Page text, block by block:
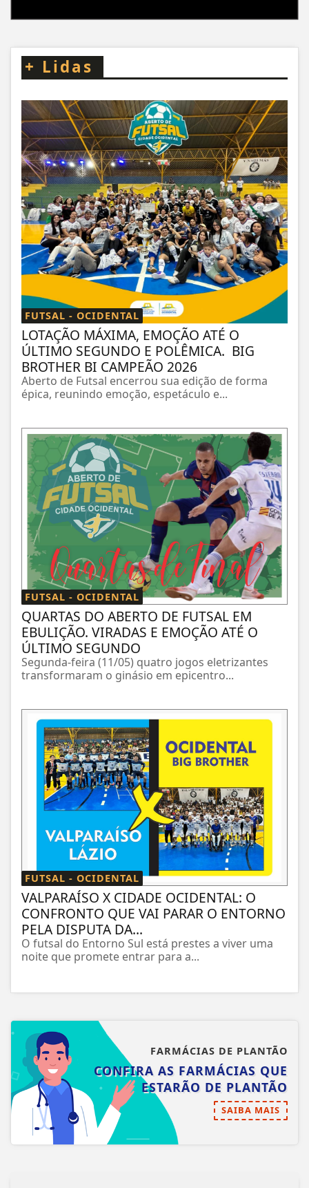
+ Lidas
FUTSAL - OCIDENTAL
LOTAÇÃO MÁXIMA, EMOÇÃO ATÉ O
ÚLTIMO SEGUNDO E POLÊMICA. BIG
BROTHER BI CAMPEÃO 2026
Aberto de Futsal encerrou sua edição de forma
épica, reunindo emoção, espetáculo e...
FUTSAL - OCIDENTAL
QUARTAS DO ABERTO DE FUTSAL EM
EBULIÇÃO. VIRADAS E EMOÇÃO ATÉ O
ÚLTIMO SEGUNDO
Segunda-feira (11/05) quatro jogos eletrizantes
transformaram o ginásio em epicentro...
FUTSAL - OCIDENTAL
VALPARAÍSO X CIDADE OCIDENTAL: O
CONFRONTO QUE VAI PARAR O ENTORNO
PELA DISPUTA DA...
O futsal do Entorno Sul está prestes a viver uma
noite que promete entrar para a...
FARMÁCIAS DE PLANTÃO
CONFIRA AS FARMÁCIAS QUE
ESTARÃO DE PLANTÃO
SAIBA MAIS